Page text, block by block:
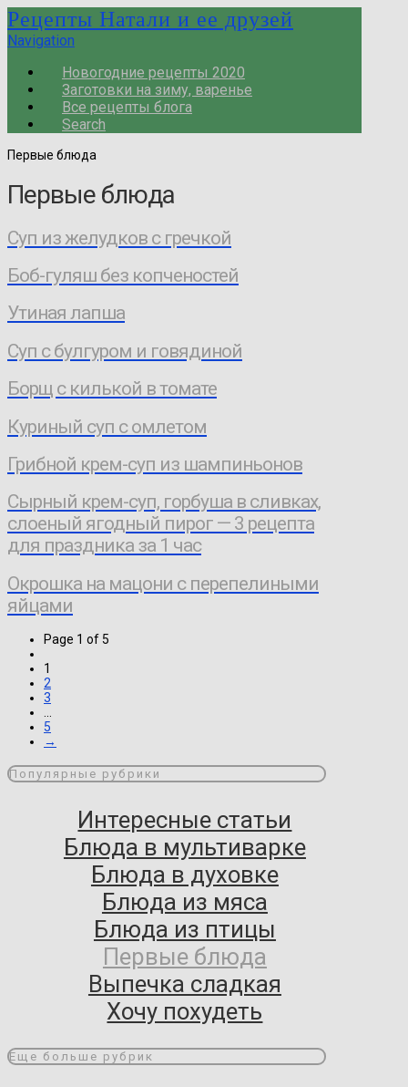
Рецепты Натали и ее друзей
Navigation
Новогодние рецепты 2020
Заготовки на зиму, варенье
Все рецепты блога
Search
Первые блюда
Первые блюда
Суп из желудков с гречкой
Боб-гуляш без копченостей
Утиная лапша
Суп с булгуром и говядиной
Борщ с килькой в томате
Куриный суп с омлетом
Грибной крем-суп из шампиньонов
Сырный крем-суп, горбуша в сливках,
слоеный ягодный пирог — 3 рецепта
для праздника за 1 час
Окрошка на мацони с перепелиными
яйцами
Page 1 of 5
1
2
3
...
5
→
Популярные рубрики
Интересные статьи
Блюда в мультиварке
Блюда в духовке
Блюда из мяса
Блюда из птицы
Первые блюда
Выпечка сладкая
Хочу похудеть
Еще больше рубрик